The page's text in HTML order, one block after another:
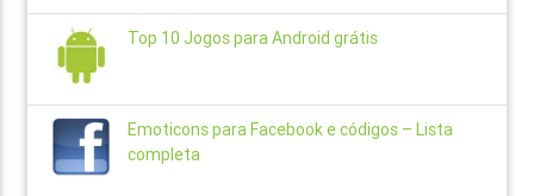
Top 10 Jogos para Android grátis
Emoticons para Facebook e códigos – Lista
completa